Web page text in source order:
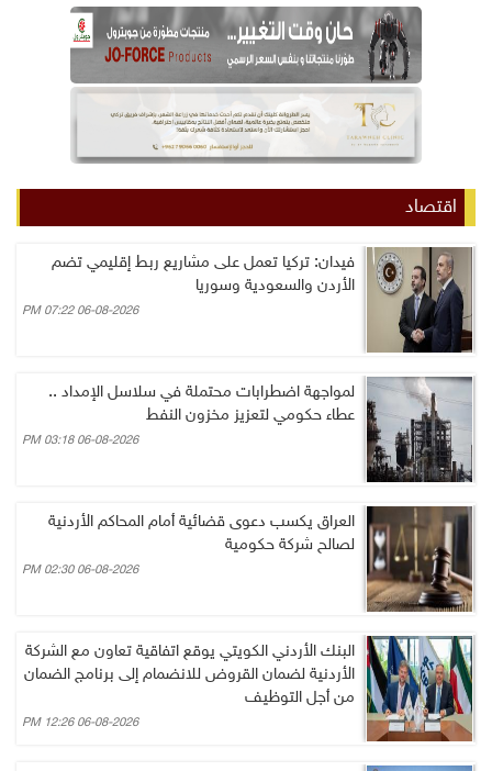
اقتصاد
فيدان: تركيا تعمل على مشاريع ربط إقليمي تضم
الأردن والسعودية وسوريا
06-08-2026 07:22 PM
لمواجهة اضطرابات محتملة في سلاسل الإمداد ..
عطاء حكومي لتعزيز مخزون النفط
06-08-2026 03:18 PM
العراق يكسب دعوى قضائية أمام المحاكم الأردنية
لصالح شركة حكومية
06-08-2026 02:30 PM
البنك الأردني الكويتي يوقع اتفاقية تعاون مع الشركة
الأردنية لضمان القروض للانضمام إلى برنامج الضمان
من أجل التوظيف
06-08-2026 12:26 PM